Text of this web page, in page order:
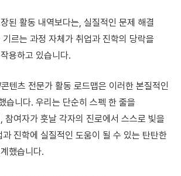
된 활동 내역보다는, 실질적인 문제 해결
르는 과정 자체가 취업과 진학의 당락을
용하고 있습니다.
텐츠 전문가 활동 로드맵은 이러한 본질적인
습니다. 우리는 단순히 스펙 한 줄을
참여자가 훗날 각자의 진로에서 스스로 빛을
진학에 실질적인 도움이 될 수 있는 탄탄한
했습니다.